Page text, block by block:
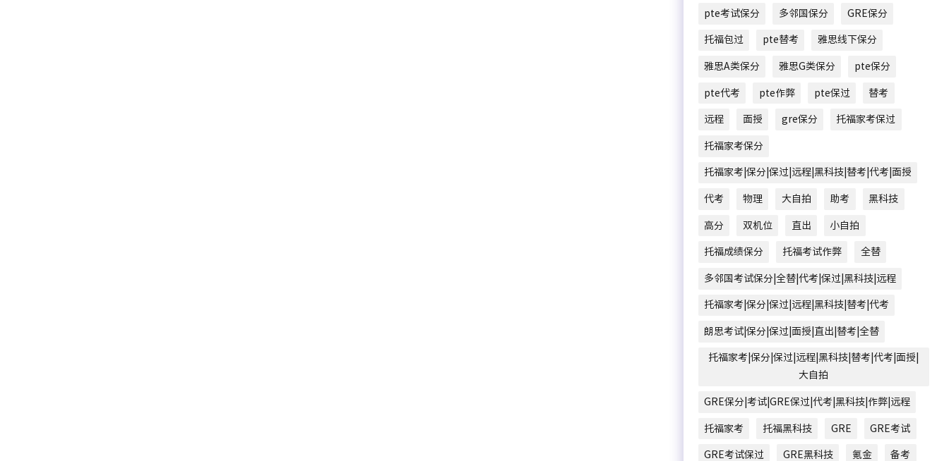
pte考试保分 多邻国保分 GRE保分
托福包过 pte替考 雅思线下保分
雅思A类保分 雅思G类保分 pte保分
pte代考 pte作弊 pte保过 替考
远程 面授 gre保分 托福家考保过
托福家考保分
托福家考|保分|保过|远程|黑科技|替考|代考|面授
代考 物理 大自拍 助考 黑科技
高分 双机位 直出 小自拍
托福成绩保分 托福考试作弊 全替
多邻国考试保分|全替|代考|保过|黑科技|远程
托福家考|保分|保过|远程|黑科技|替考|代考
朗思考试|保分|保过|面授|直出|替考|全替
托福家考|保分|保过|远程|黑科技|替考|代考|面授|
大自拍
GRE保分|考试|GRE保过|代考|黑科技|作弊|远程
托福家考 托福黑科技 GRE GRE考试
GRE考试保过 GRE黑科技 氪金 备考